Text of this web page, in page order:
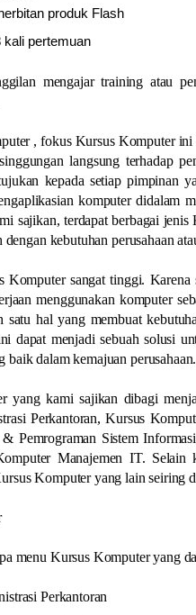
produk Flash
kali pertemuan
mengajar training atau
, fokus Kursus Komputer
langsung terhadap
kepada setiap pimpinan
komputer didalam
sajikan, terdapat berbagai
kebutuhan perusahaan
Komputer sangat tinggi.
menggunakan komputer
satu hal yang membuat
dapat menjadi sebuah solusi
baik dalam kemajuan perusahaan.
yang kami sajikan dibagi
Perkantoran, Kursus
Pemrograman Sistem
Manajemen IT. Selain
Komputer yang lain seiring
menu Kursus Komputer yang
Perkantoran